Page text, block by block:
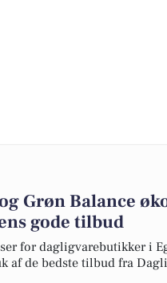
Grøn Balance
gode tilbud
for dagligvarebutikker i
af de bedste tilbud fra